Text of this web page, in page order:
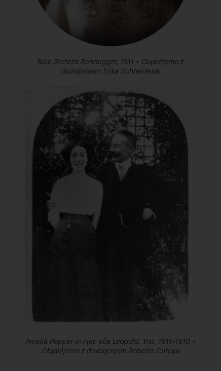
Bice Richetti Randegger, 1911 > Objavljamo z
dovoljenjem Erika Schneiderja
Amalia Popper in njen oče Leopold, Trst, 1911–1910 >
Objavljamo z dovoljenjem Roberta Curcija